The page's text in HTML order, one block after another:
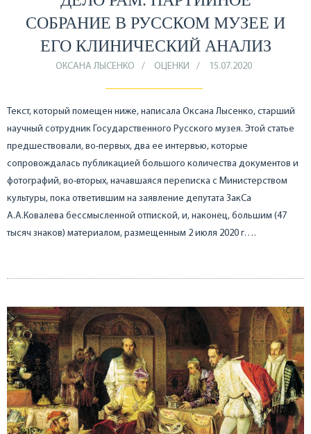
СОБРАНИЕ В РУССКОМ МУЗЕЕ И
ЕГО КЛИНИЧЕСКИЙ АНАЛИЗ
ОКСАНА ЛЫСЕНКО ОЦЕНКИ 15.07.2020
Текст, который помещен ниже, написала Оксана Лысенко, старший
научный сотрудник Государственного Русского музея. Этой статье
предшествовали, во-первых, два ее интервью, которые
сопровождалась публикацией большого количества документов и
фотографий, во-вторых, начавшаяся переписка с Министерством
культуры, пока ответившим на заявление депутата ЗакСа
А.А.Ковалева бессмысленной отпиской, и, наконец, большим (47
тысяч знаков) материалом, размещенным 2 июля 2020 г….